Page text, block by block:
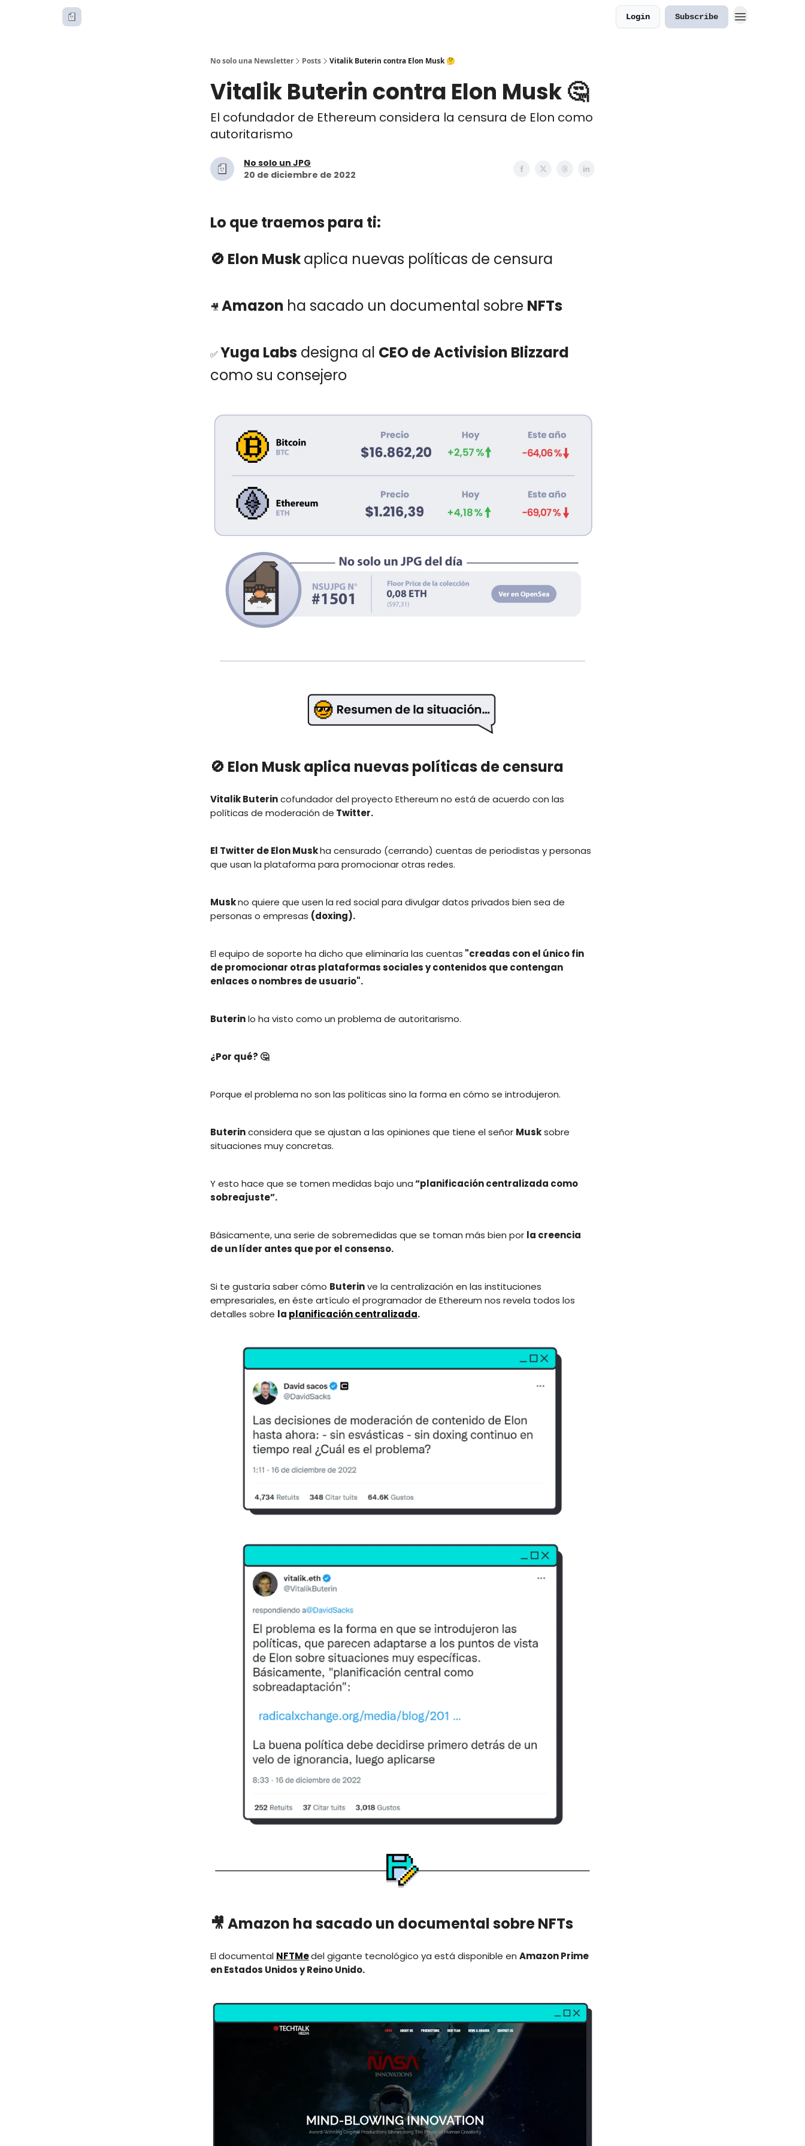
Login Subscribe
No solo una Newsletter Posts Vitalik Buterin contra Elon Musk 🤔
Vitalik Buterin contra Elon Musk 🤔
El cofundador de Ethereum considera la censura de Elon como
autoritarismo
No solo un JPG
20 de diciembre de 2022
Lo que traemos para ti:
🚫 Elon Muskaplica nuevas políticas de censura
🎥 Amazon ha sacado un documental sobre NFTs
✅Yuga Labs designa al CEO de Activision Blizzard
como su consejero
🚫 Elon Musk aplica nuevas políticas de censura
Vitalik Buterincofundador del proyecto Ethereum no está de acuerdo con las
políticas de moderación de Twitter.
El Twitter de Elon Muskha censurado (cerrando) cuentas de periodistas y personas
que usan la plataforma para promocionar otras redes.
Muskno quiere que usen la red social para divulgar datos privados bien sea de
personas o empresas (doxing).
El equipo de soporte ha dicho que eliminaría las cuentas "creadas con el único fin
de promocionar otras plataformas sociales y contenidos que contengan
enlaces o nombres de usuario".
Buterinlo ha visto como un problema de autoritarismo.
¿Por qué? 🤔
Porque el problema no son las políticas sino la forma en cómo se introdujeron.
Buterinconsidera que se ajustan a las opiniones que tiene el señor Musksobre
situaciones muy concretas.
Y esto hace que se tomen medidas bajo una“planificación centralizada como
sobreajuste”.
Básicamente, una serie de sobremedidas que se toman más bien por la creencia
de un líder antes que por el consenso.
Si te gustaría saber cómo Buterinve la centralización en las instituciones
empresariales, en éste artículo el programador de Ethereum nos revela todos los
detalles sobre la planificación centralizada.
🎥 Amazon ha sacado un documental sobre NFTs
El documental NFTMedel gigante tecnológico ya está disponible en Amazon Prime
en Estados Unidos y Reino Unido.